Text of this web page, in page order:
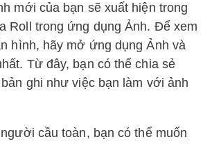
mới của bạn sẽ xuất hiện trong
Roll trong ứng dụng Ảnh. Để xem
hình, hãy mở ứng dụng Ảnh và
Từ đây, bạn có thể chia sẻ
ghi như việc bạn làm với ảnh
cầu toàn, bạn có thể muốn